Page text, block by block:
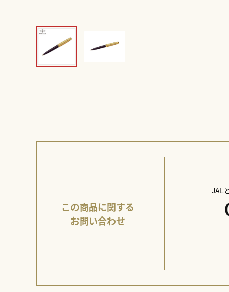
この商品に関する
お問い合わせ
JAL